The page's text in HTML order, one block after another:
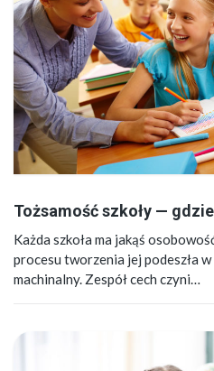
Tożsamość szkoły —
Każda szkoła ma jakąś
procesu tworzenia jej podeszła
machinalny. Zespół cech czyni…